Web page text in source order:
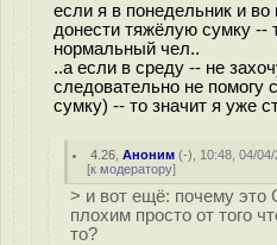
если я в понедельник и во
донести тяжёлую сумку --
нормальный чел..
..а если в среду -- не
следовательно не помогу
сумку) -- то значит я уже
4.26 ,Аноним (-), 10:48, 04/
[к модератору]
> и вот ещё: почему это
плохим просто от того
то?